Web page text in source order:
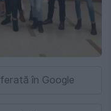
în Google